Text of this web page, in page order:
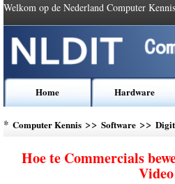
Welkom op de Nederland Computer
Home Hardware
* Computer Kennis >> Software >>
Hoe te Commercials
Video